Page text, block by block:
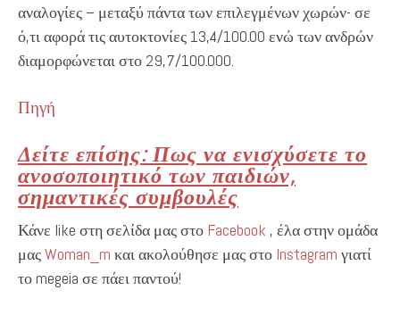
αναλογίες – μεταξύ πάντα των επιλεγμένων χωρών- σε
ό,τι αφορά τις αυτοκτονίες 13,4/100.00 ενώ των ανδρών
διαμορφώνεται στο 29,7/100.000.
Πηγή
Δείτε επίσης: Πως να ενισχύσετε το
ανοσοποιητικό των παιδιών,
σημαντικές συμβουλές
Κάνε like στη σελίδα μας στο Facebook , έλα στην ομάδα
μαςWoman_m και ακολούθησε μας στο Instagram γιατί
το megeia σε πάει παντού!